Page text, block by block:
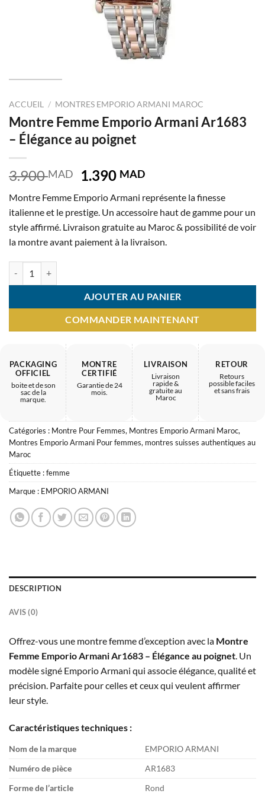
ACCUEIL / MONTRES EMPORIO ARMANI MAROC
Montre Femme Emporio Armani Ar1683
– Élégance au poignet
3.900MAD
Le
initial
était :
3.900 MAD.
1.390 MADLe
actuel
est :
1.390 MAD.
Montre Femme Emporio Armani représente la finesse
italienne et le prestige. Un accessoire haut de gamme pour un
style affirmé. Livraison gratuite au Maroc & possibilité de voir
la montre avant paiement à la livraison.
AJOUTER AU PANIER
COMMANDER MAINTENANT
PACKAGING
OFFICIEL
boite et de son
sac de la
marque.
MONTRE
CERTIFIÉ
Garantie de 24
mois.
LIVRAISON
Livraison
rapide &
gratuite au
Maroc
RETOUR
Retours
possible faciles
et sans frais
Catégories : Montre Pour Femmes, Montres Emporio Armani Maroc,
Montres Emporio Armani Pour femmes, montres suisses authentiques au
Maroc
Étiquette :femme
Marque : EMPORIO ARMANI
DESCRIPTION
AVIS (0)
Offrez-vous une montre femme d’exception avec la Montre
Femme Emporio Armani Ar1683 – Élégance au poignet. Un
modèle signé Emporio Armani qui associe élégance, qualité et
précision. Parfaite pour celles et ceux qui veulent affirmer
leur style.
Caractéristiques techniques :
Nom de la marque
EMPORIO ARMANI
Numéro de pièce
AR1683
Forme de l’article
Rond